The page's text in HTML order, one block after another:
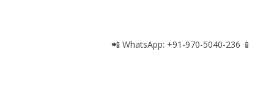
📲 WhatsApp: +91-970-5040-236 📱